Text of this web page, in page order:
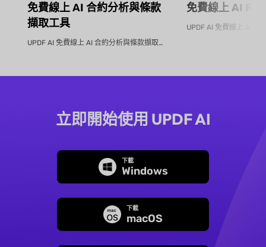
免費線上 AI 合約分析與條款
擷取工具
UPDF AI 免費線上 AI 合約分析與條款擷取工具 不再手動逐...
免費線上 AI
立即開始使用 UPDF AI
下載
Windows
下載
macOS